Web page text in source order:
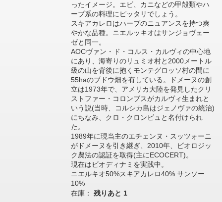
ったイメージ。エビ、カニなどの甲殻類やハ
ーブ系の料理にピッタリでしょう。
スキアカレロはハーブのニュアンスを持つ爽
やかな品種。ニエルッキオはサンジョヴェー
ゼと同一。
AOCヴァン・ド・コルス・カルヴィの中心地
にあり、海寄りのリュミオ村と2000メートル
級の山を背後に抱くモンテグロッソ村の間に
55haのブドウ畑を有している。ドメーヌの創
立は1973年で、アメリカ大陸を発見したクリ
ストファー・コロンブスがカルヴィ生まれと
いう説(当時、コルシカ島はジェノヴァの統治)
にちなみ、クロ・クロンビュと名付けられ
た。
1989年に現当主のエチェンヌ・スッツォーニ
がドメーヌを引き継ぎ、2010年、ビオロジッ
ク農法の認証を取得(主にECOCERT)。
現在はビオディナミを実践中。
ニエルキオ50%スキアカレロ40% サンソー
10%
在庫： 残りあと 1